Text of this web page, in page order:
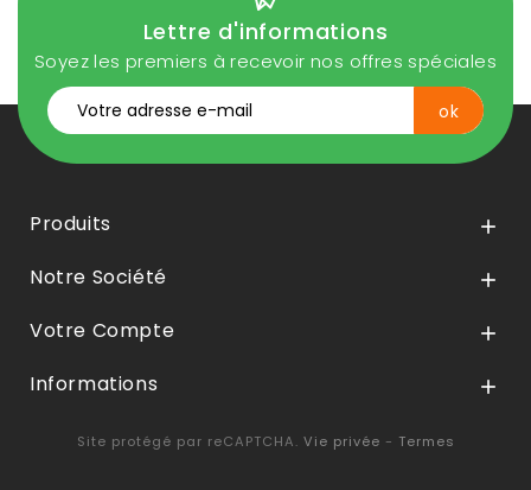
Lettre d'informations
Soyez les premiers à recevoir nos offres spéciales
Produits 
Notre Société 
Votre Compte 
Informations 
Site protégé par reCAPTCHA. Vie privée - Termes